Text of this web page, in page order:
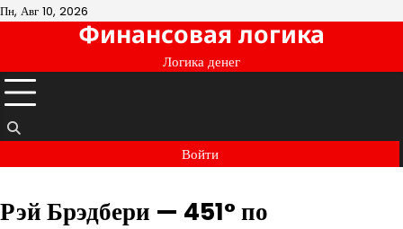
Перейти
Пн, Авг 10, 2026
Финансовая логика
Логика денег
Войти
Рэй Брэдбери — 451° по